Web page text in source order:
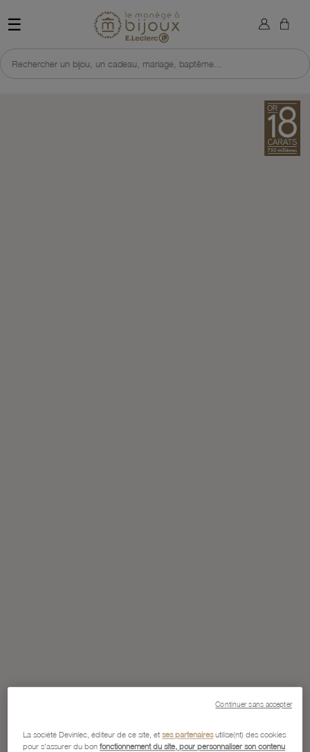
☰ Retour à l'accueil du site
Rechercher un bijou, un cadeau, mariage, baptême...
×
La société Devinlec, éditeur de ce site, etses partenairesutilise(nt) des cookies
pour s'assurer du bonfonctionnement du site, pour personnaliser son contenu
Continuer sans accepter